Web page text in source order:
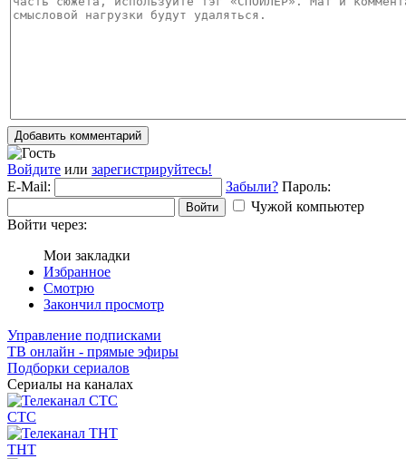
Добавить комментарий
Войдите или зарегистрируйтесь!
E-Mail:
Забыли? Пароль:
Войти
Чужой компьютер
Войти через:
Мои закладки
Избранное
Смотрю
Закончил просмотр
Управление подписками
ТВ онлайн - прямые эфиры
Подборки сериалов
Сериалы на каналах
СТС
ТНТ